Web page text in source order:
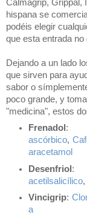
Calmagrip, Grippal,
hispana se
podéis elegir
que esta entrada
Dejando a un lado
que sirven para
sabor o
poco grande, y
"medicina", estos
Frenadol
ascórbico,
aracetamol
Desenfriol
acetilsalicílico
Vincigrip:
a